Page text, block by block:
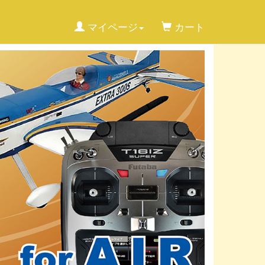
マイページ カート